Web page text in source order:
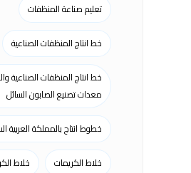
تعليم صناعة المنظفات
خط انتاج المنظفات الصناعية
خط انتاج المنظفات الصناعية
معدات تصنيع الصابون السائل
خطوط انتاج بالمملكة العربية
خلاط الكريمات خلاط